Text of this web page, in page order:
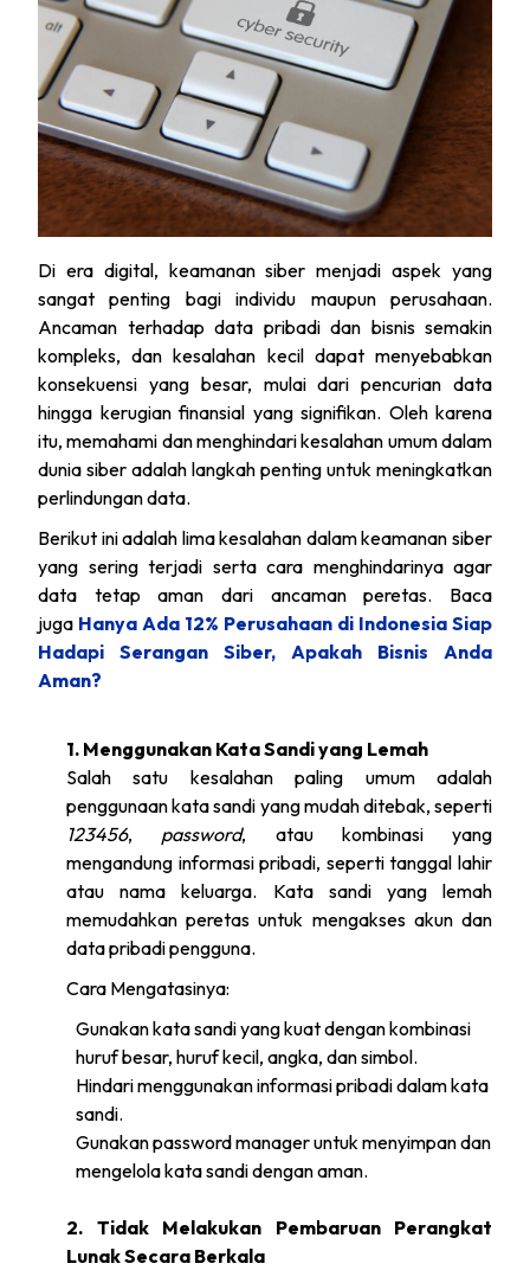
Di era digital, keamanan siber menjadi aspek yang
sangat penting bagi individu maupun perusahaan.
Ancaman terhadap data pribadi dan bisnis semakin
kompleks, dan kesalahan kecil dapat menyebabkan
konsekuensi yang besar, mulai dari pencurian data
hingga kerugian finansial yang signifikan. Oleh karena
itu, memahami dan menghindari kesalahan umum dalam
dunia siber adalah langkah penting untuk meningkatkan
perlindungan data.
Berikut ini adalah lima kesalahan dalam keamanan siber
yang sering terjadi serta cara menghindarinya agar
data tetap aman dari ancaman peretas. Baca
juga Hanya Ada 12% Perusahaan di Indonesia Siap
Hadapi Serangan Siber, Apakah Bisnis Anda
Aman?
1. Menggunakan Kata Sandi yang Lemah
Salah satu kesalahan paling umum adalah
penggunaan kata sandi yang mudah ditebak, seperti
123456, password, atau kombinasi yang
mengandung informasi pribadi, seperti tanggal lahir
atau nama keluarga. Kata sandi yang lemah
memudahkan peretas untuk mengakses akun dan
data pribadi pengguna.
Cara Mengatasinya:
Gunakan kata sandi yang kuat dengan kombinasi
huruf besar, huruf kecil, angka, dan simbol.
Hindari menggunakan informasi pribadi dalam kata
sandi.
Gunakan password manager untuk menyimpan dan
mengelola kata sandi dengan aman.
2. Tidak Melakukan Pembaruan Perangkat
Lunak Secara Berkala